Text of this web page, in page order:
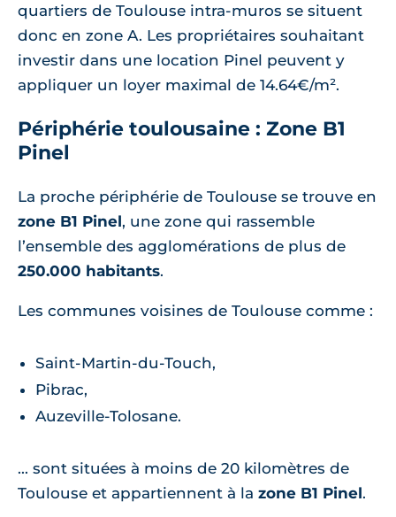
quartiers de Toulouse intra-muros se situent
donc en zone A. Les propriétaires souhaitant
investir dans une location Pinel peuvent y
appliquer un loyer maximal de 14.64€/m².
Périphérie toulousaine : Zone B1
Pinel
La proche périphérie de Toulouse se trouve en
zone B1 Pinel, une zone qui rassemble
l’ensemble des agglomérations de plus de
250.000 habitants.
Les communes voisines de Toulouse comme :
Saint-Martin-du-Touch,
Pibrac,
Auzeville-Tolosane.
... sont situées à moins de 20 kilomètres de
Toulouse et appartiennent à la zone B1 Pinel.